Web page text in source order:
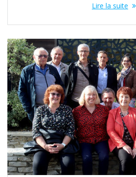
Lire la suite